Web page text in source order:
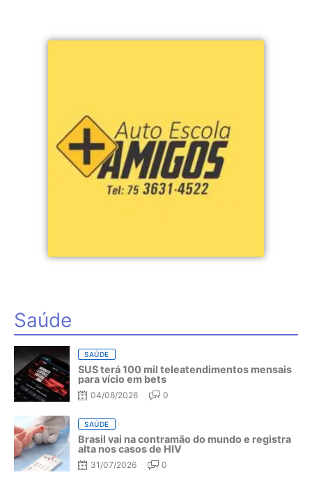
Saúde
SAÚDE
SUS terá 100 mil teleatendimentos mensais
para vício em bets
04/08/2026 0
SAÚDE
Brasil vai na contramão do mundo e registra
alta nos casos de HIV
31/07/2026 0